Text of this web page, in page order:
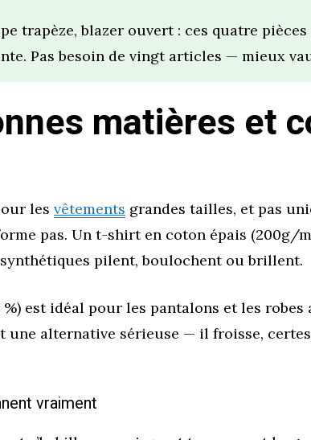
trapèze, blazer ouvert : ces quatre
Pas besoin de vingt articles — mieux
matières et
les vêtements grandes tailles, et pas
pas. Un t-shirt en coton épais (200g/
pilent, boulochent ou brillent.
%) est idéal pour les pantalons et les
une alternative sérieuse — il froisse,
vraiment